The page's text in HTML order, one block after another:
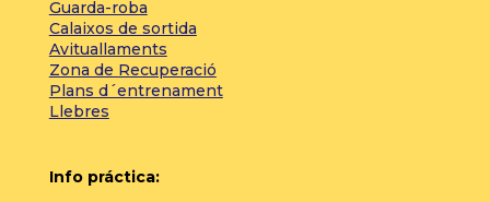
Guarda-roba
Calaixos de sortida
Avituallaments
Zona de Recuperació
Plans d´entrenament
Llebres
Info práctica: